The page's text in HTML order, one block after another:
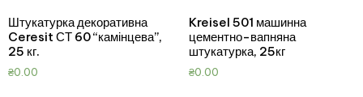
Штукатурка декоративна
Ceresit СТ 60 “камінцева”,
25 кг.
₴0.00
Kreisel 501 машинна
цементно-вапняна
штукатурка, 25кг
₴0.00